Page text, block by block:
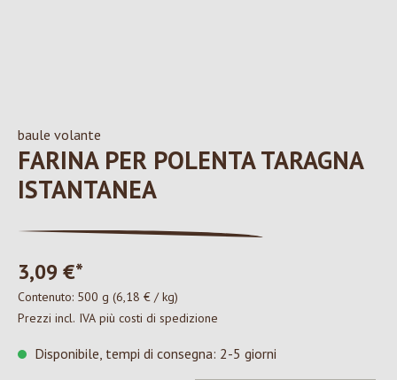
baule volante
FARINA PER POLENTA TARAGNA
ISTANTANEA
3,09 €*
Contenuto: 500 g (6,18 € / kg)
Prezzi incl. IVA più costi di spedizione
Disponibile, tempi di consegna: 2-5 giorni